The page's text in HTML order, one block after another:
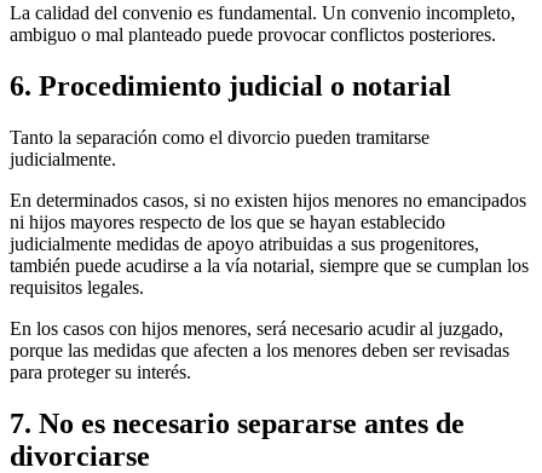
La calidad del convenio es fundamental. Un convenio incompleto,
ambiguo o mal planteado puede provocar conflictos posteriores.
6. Procedimiento judicial o notarial
Tanto la separación como el divorcio pueden tramitarse
judicialmente.
En determinados casos, si no existen hijos menores no emancipados
ni hijos mayores respecto de los que se hayan establecido
judicialmente medidas de apoyo atribuidas a sus progenitores,
también puede acudirse a la vía notarial, siempre que se cumplan los
requisitos legales.
En los casos con hijos menores, será necesario acudir al juzgado,
porque las medidas que afecten a los menores deben ser revisadas
para proteger su interés.
7. No es necesario separarse antes de
divorciarse